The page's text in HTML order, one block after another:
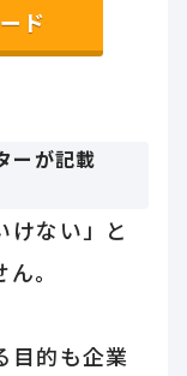
ド
ーが記載
けない」と
。
目的も企業